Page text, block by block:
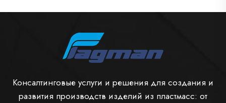
Консалтинговые услуги и решения для создания и
развития производств изделий из пластмасc: от